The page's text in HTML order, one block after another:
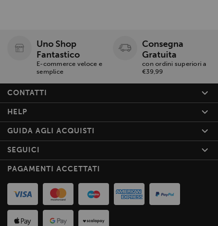
Uno Shop
Fantastico
E-commerce veloce e
semplice
Consegna
Gratuita
con ordini superiori a
€39,99
CONTATTI
HELP
GUIDA AGLI ACQUISTI
SEGUICI
PAGAMENTI ACCETTATI